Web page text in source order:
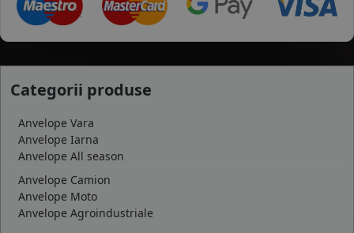
Categorii produse
Anvelope Vara
Anvelope Iarna
Anvelope All season
Anvelope Camion
Anvelope Moto
Anvelope Agroindustriale